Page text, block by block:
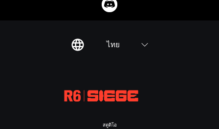
ไทย
สตูดิโอ